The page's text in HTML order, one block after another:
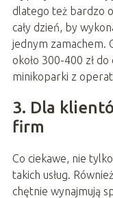
dlatego też bardzo
cały dzień, by
jednym zamachem.
około 300-400 zł do
minikoparki z
3. Dla
firm
Co ciekawe, nie
takich usług.
chętnie wynajmują